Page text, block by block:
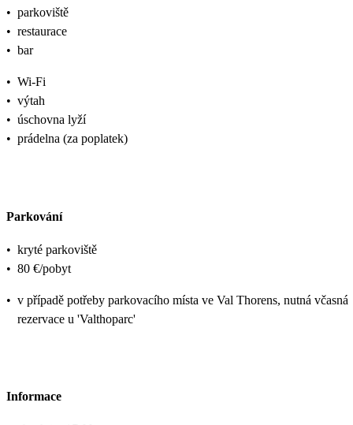
• parkoviště
• restaurace
• bar
• Wi-Fi
• výtah
• úschovna lyží
• prádelna (za poplatek)
Parkování
• kryté parkoviště
• 80 €/pobyt
• v případě potřeby parkovacího místa ve Val Thorens, nutná včasná
rezervace u 'Valthoparc'
Informace